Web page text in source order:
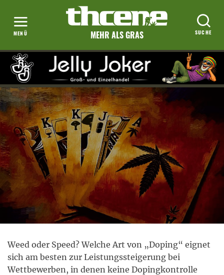
MEHR ALS GRAS
Weed oder Speed? Welche Art von „Doping“ eignet
sich am besten zur Leistungssteigerung bei
Wettbewerben, in denen keine Dopingkontrolle